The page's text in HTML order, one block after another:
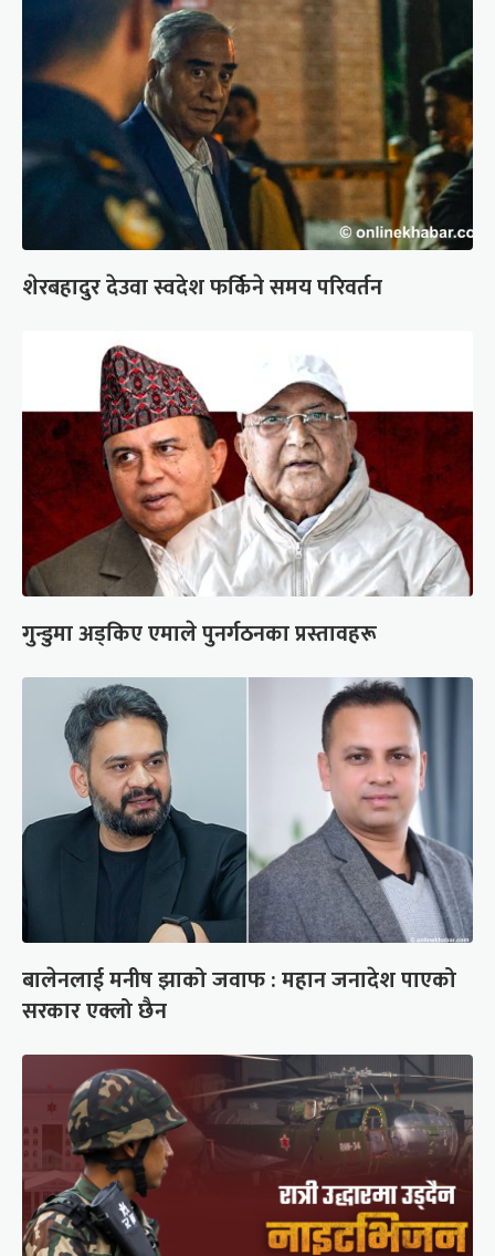
शेरबहादुर देउवा स्वदेश फर्किने समय परिवर्तन
गुन्डुमा अड्किए एमाले पुनर्गठनका प्रस्तावहरू
बालेनलाई मनीष झाको जवाफ : महान जनादेश पाएको
सरकार एक्लो छैन